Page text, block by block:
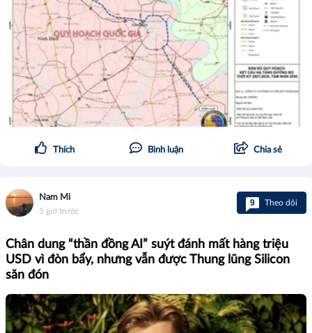
Thích Bình luận Chia sẻ
Nam Mi
5 giờ trước
9 Theo dõi
Chân dung “thần đồng AI” suýt đánh mất hàng triệu
USD vì đòn bẩy, nhưng vẫn được Thung lũng Silicon
săn đón